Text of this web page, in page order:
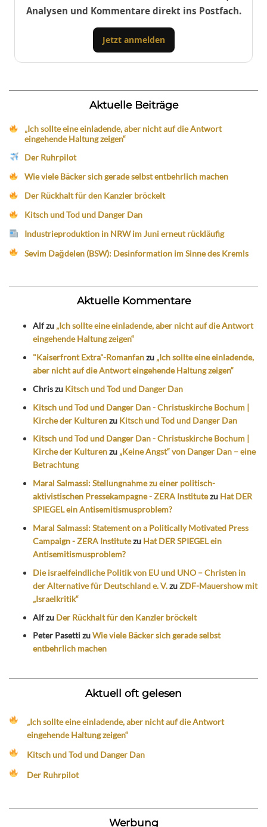
Analysen und Kommentare direkt ins Postfach.
Jetzt anmelden
Aktuelle Beiträge
„Ich sollte eine einladende, aber nicht auf die Antwort
eingehende Haltung zeigen“
Der Ruhrpilot
Wie viele Bäcker sich gerade selbst entbehrlich machen
Der Rückhalt für den Kanzler bröckelt
Kitsch und Tod und Danger Dan
Industrieproduktion in NRW im Juni erneut rückläufig
Sevim Dağdelen (BSW): Desinformation im Sinne des Kremls
Aktuelle Kommentare
Alfzu „Ich sollte eine einladende, aber nicht auf die Antwort
eingehende Haltung zeigen“
"Kaiserfront Extra"-Romanfanzu „Ich sollte eine einladende,
aber nicht auf die Antwort eingehende Haltung zeigen“
Chriszu Kitsch und Tod und Danger Dan
Kitsch und Tod und Danger Dan - Christuskirche Bochum |
Kirche der Kulturenzu Kitsch und Tod und Danger Dan
Kitsch und Tod und Danger Dan - Christuskirche Bochum |
Kirche der Kulturenzu „Keine Angst“ von Danger Dan – eine
Betrachtung
Maral Salmassi: Stellungnahme zu einer politisch-
aktivistischen Pressekampagne - ZERA Institutezu Hat DER
SPIEGEL ein Antisemitismusproblem?
Maral Salmassi: Statement on a Politically Motivated Press
Campaign - ZERA Institutezu Hat DER SPIEGEL ein
Antisemitismusproblem?
Die israelfeindliche Politik von EU und UNO – Christen in
der Alternative für Deutschland e. V.zuZDF-Mauershow mit
„Israelkritik“
Alfzu Der Rückhalt für den Kanzler bröckelt
Peter PasettizuWie viele Bäcker sich gerade selbst
entbehrlich machen
Aktuell oft gelesen
„Ich sollte eine einladende, aber nicht auf die Antwort
eingehende Haltung zeigen“
Kitsch und Tod und Danger Dan
Der Ruhrpilot
Werbung